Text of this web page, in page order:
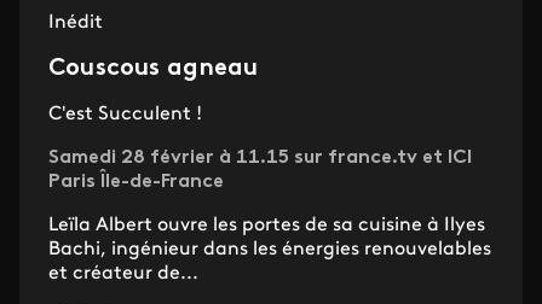
Inédit
Couscous agneau
C'est Succulent !
Samedi 28 février à 11.15 sur france.tv et ICI
Paris Île-de-France
Leïla Albert ouvre les portes de sa cuisine à Ilyes
Bachi, ingénieur dans les énergies renouvelables
et créateur de...